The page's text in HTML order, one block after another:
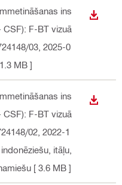
ins
CSF): F-BT vizuā
03, 2025-0
MB ]
ins
CSF): F-BT vizuā
02, 2022-1
itāļu,
[ 3.6 MB ]